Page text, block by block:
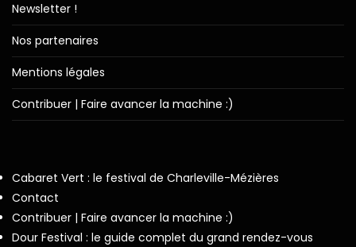
Newsletter !
Nos partenaires
Mentions légales
Contribuer | Faire avancer la machine :)
Cabaret Vert : le festival de Charleville-Mézières
Contact
Contribuer | Faire avancer la machine :)
Dour Festival : le guide complet du grand rendez-vous